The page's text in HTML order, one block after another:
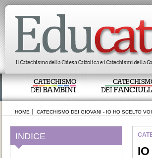
CATECHISMO
DEIBAMBINI
DEI
HOME CATECHISMO DEI GIOVANI - IO HO SCELTO VOI
INDICE